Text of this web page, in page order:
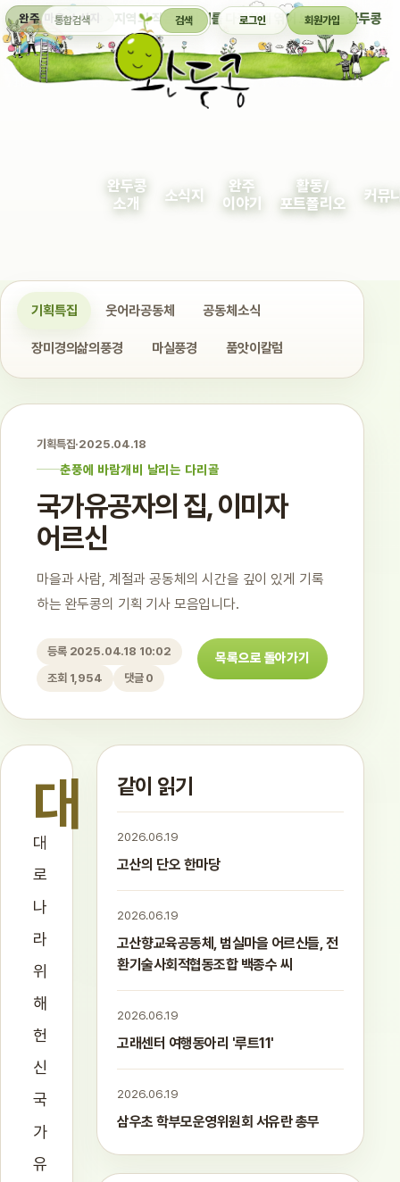
완주 마을 소식지 지역의 작은 이야기를 다정하게 엮어 보여주는 완두콩
통합검색 검색 로그인 회원가입
완두콩
소개
소식지
완주
이야기
활동/
포트폴리오
커뮤
기획특집 웃어라공동체 공동체소식
장미경의삶의풍경 마실풍경 품앗이칼럼
기획특집·2025.04.18
춘풍에 바람개비 날리는 다리골
국가유공자의 집, 이미자
어르신
마을과 사람, 계절과 공동체의 시간을 깊이 있게 기록
하는 완두콩의 기획 기사 모음입니다.
등록 2025.04.18 10:02
조회 1,954
댓글 0
목록으로 돌아가기
대
대
로
나
라
위
해
헌
신
국
가
유
같이 읽기
2026.06.19
고산의 단오 한마당
2026.06.19
고산향교육공동체, 범실마을 어르신들, 전
환기술사회적협동조합 백종수 씨
2026.06.19
고래센터 여행동아리 '루트11'
2026.06.19
삼우초 학부모운영위원회 서유란 총무